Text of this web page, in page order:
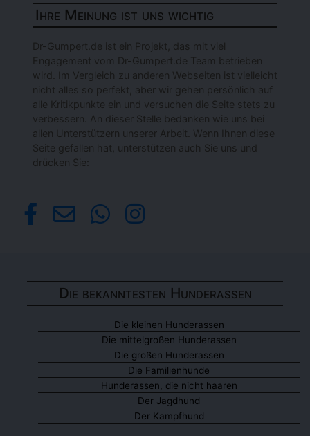
Ihre Meinung ist uns wichtig
Dr-Gumpert.de ist ein Projekt, das mit viel
Engagement vom Dr-Gumpert.de Team betrieben
wird. Im Vergleich zu anderen Webseiten ist vielleicht
nicht alles so perfekt, aber wir gehen persönlich auf
alle Kritikpunkte ein und versuchen die Seite stets zu
verbessern. An dieser Stelle bedanken wie uns bei
allen Unterstützern unserer Arbeit. Wenn Ihnen diese
Seite gefallen hat, unterstützen auch Sie uns und
drücken Sie:
Die bekanntesten Hunderassen
Die kleinen Hunderassen
Die mittelgroßen Hunderassen
Die großen Hunderassen
Die Familienhunde
Hunderassen, die nicht haaren
Der Jagdhund
Der Kampfhund